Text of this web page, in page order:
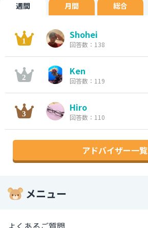
週間 月間 総合
Shohei
回答数：138
Ken
回答数：119
Hiro
回答数：110
アドバイザー一覧
メニュー